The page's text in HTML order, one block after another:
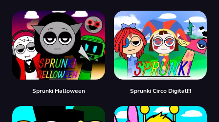
Sprunki Halloween Sprunki Circo Digital!!!